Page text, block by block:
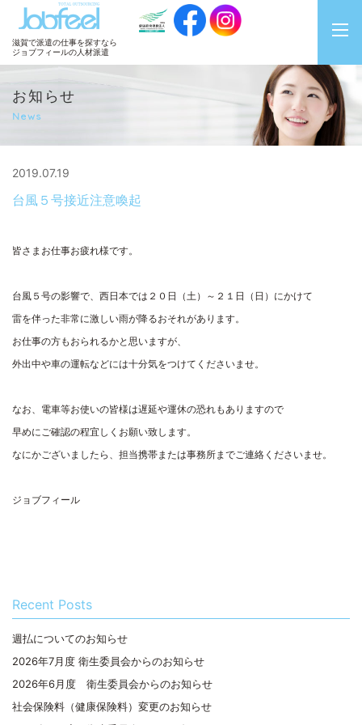
JobFeel
滋賀で派遣の仕事を探すなら
ジョブフィールの人材派遣
お知らせ
News
2019.07.19
台風５号接近注意喚起
皆さまお仕事お疲れ様です。
台風５号の影響で、西日本では２０日（土）～２１日（日）にかけて
雷を伴った非常に激しい雨が降るおそれがあります。
お仕事の方もおられるかと思いますが、
外出中や車の運転などには十分気をつけてくださいませ。
なお、電車等お使いの皆様は遅延や運休の恐れもありますので
早めにご確認の程宜しくお願い致します。
なにかございましたら、担当携帯または事務所までご連絡くださいませ。
ジョブフィール
Recent Posts
週払についてのお知らせ
2026年7月度 衛生委員会からのお知らせ
2026年6月度 衛生委員会からのお知らせ
社会保険料（健康保険料）変更のお知らせ